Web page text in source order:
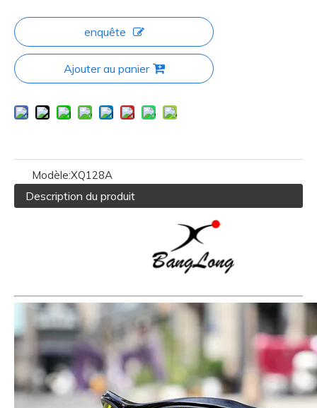
enquête
Ajouter au panier
Modèle:XQ128A
Description du produit